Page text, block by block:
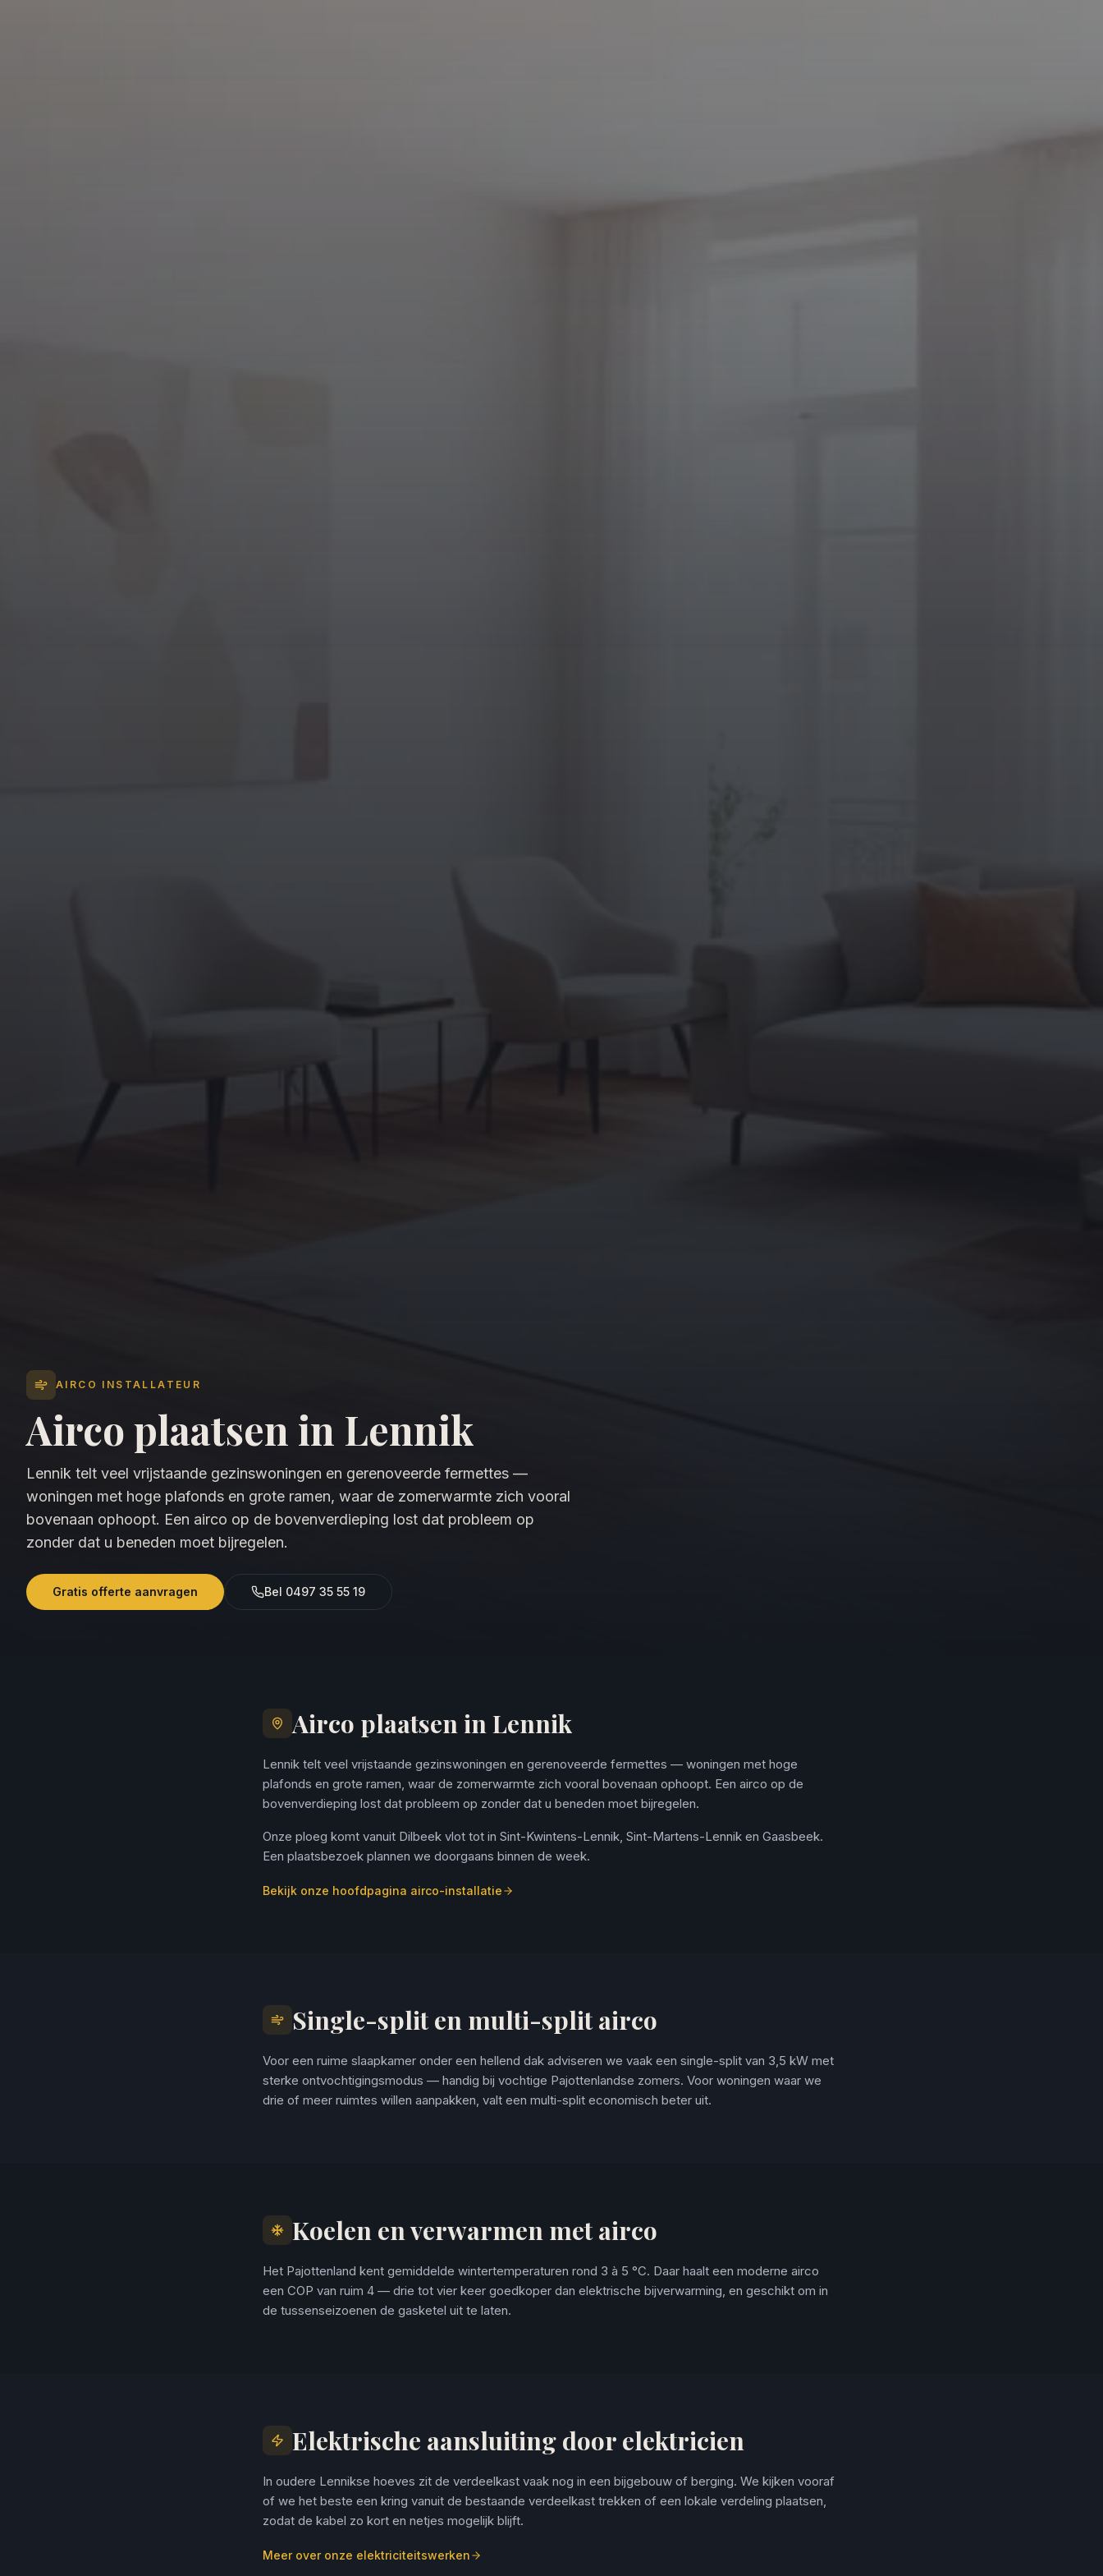
AIRCO INSTALLATEUR
Airco plaatsen in Lennik
Lennik telt veel vrijstaande gezinswoningen en gerenoveerde fermettes —
woningen met hoge plafonds en grote ramen, waar de zomerwarmte zich vooral
bovenaan ophoopt. Een airco op de bovenverdieping lost dat probleem op
zonder dat u beneden moet bijregelen.
Gratis offerte aanvragen Bel 0497 35 55 19
Airco plaatsen in Lennik
Lennik telt veel vrijstaande gezinswoningen en gerenoveerde fermettes — woningen met hoge
plafonds en grote ramen, waar de zomerwarmte zich vooral bovenaan ophoopt. Een airco op de
bovenverdieping lost dat probleem op zonder dat u beneden moet bijregelen.
Onze ploeg komt vanuit Dilbeek vlot tot in Sint-Kwintens-Lennik, Sint-Martens-Lennik en Gaasbeek.
Een plaatsbezoek plannen we doorgaans binnen de week.
Bekijk onze hoofdpagina airco-installatie
Single-split en multi-split airco
Voor een ruime slaapkamer onder een hellend dak adviseren we vaak een single-split van 3,5 kW met
sterke ontvochtigingsmodus — handig bij vochtige Pajottenlandse zomers. Voor woningen waar we
drie of meer ruimtes willen aanpakken, valt een multi-split economisch beter uit.
Koelen en verwarmen met airco
Het Pajottenland kent gemiddelde wintertemperaturen rond 3 à 5 °C. Daar haalt een moderne airco
een COP van ruim 4 — drie tot vier keer goedkoper dan elektrische bijverwarming, en geschikt om in
de tussenseizoenen de gasketel uit te laten.
Elektrische aansluiting door elektricien
In oudere Lennikse hoeves zit de verdeelkast vaak nog in een bijgebouw of berging. We kijken vooraf
of we het beste een kring vanuit de bestaande verdeelkast trekken of een lokale verdeling plaatsen,
zodat de kabel zo kort en netjes mogelijk blijft.
Meer over onze elektriciteitswerken